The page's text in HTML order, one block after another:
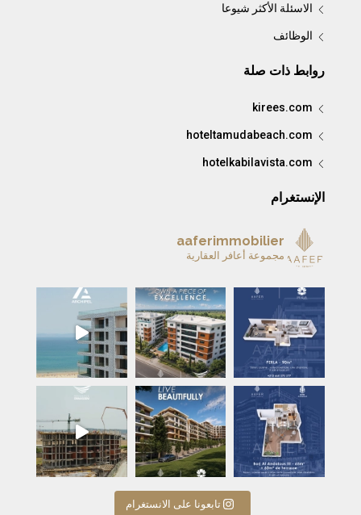
الاسئلة الأكثر شيوعا
الوظائف
روابط ذات صلة
kirees.com
hoteltamudabeach.com
hotelkabilavista.com
الإنستغرام
aaferimmobilier
مجموعة أعافر العقارية
A remarkable home is
A beautiful life begins
تابعونا على الانستغرام